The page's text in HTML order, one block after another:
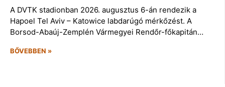
A DVTK stadionban 2026. augusztus 6-án rendezik a
Hapoel Tel Aviv – Katowice labdarúgó mérkőzést. A
Borsod-Abaúj-Zemplén Vármegyei Rendőr-főkapitán…
BŐVEBBEN »